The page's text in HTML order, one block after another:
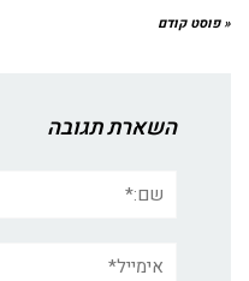
« פוסט קודם
השארת תגובה